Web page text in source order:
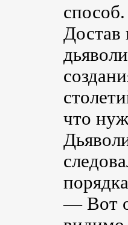
способ.
Достав
что
— Вот